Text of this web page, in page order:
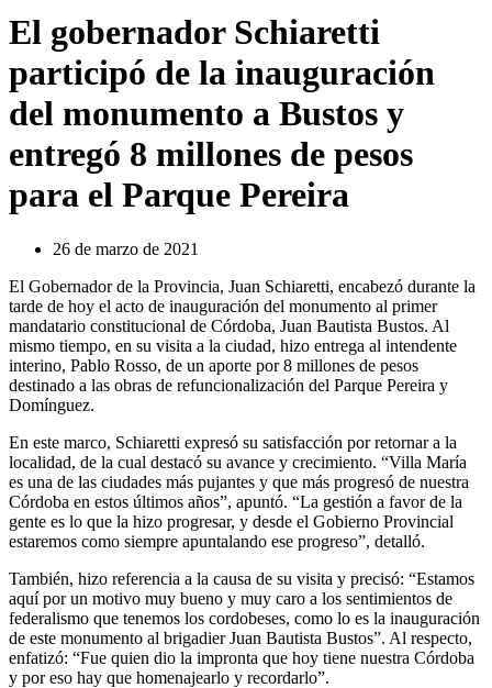
El gobernador Schiaretti
participó de la inauguración
del monumento a Bustos y
entregó 8 millones de pesos
para el Parque Pereira
26 de marzo de 2021
El Gobernador de la Provincia, Juan Schiaretti, encabezó durante la
tarde de hoy el acto de inauguración del monumento al primer
mandatario constitucional de Córdoba, Juan Bautista Bustos. Al
mismo tiempo, en su visita a la ciudad, hizo entrega al intendente
interino, Pablo Rosso, de un aporte por 8 millones de pesos
destinado a las obras de refuncionalización del Parque Pereira y
Domínguez.
En este marco, Schiaretti expresó su satisfacción por retornar a la
localidad, de la cual destacó su avance y crecimiento. “Villa María
es una de las ciudades más pujantes y que más progresó de nuestra
Córdoba en estos últimos años”, apuntó. “La gestión a favor de la
gente es lo que la hizo progresar, y desde el Gobierno Provincial
estaremos como siempre apuntalando ese progreso”, detalló.
También, hizo referencia a la causa de su visita y precisó: “Estamos
aquí por un motivo muy bueno y muy caro a los sentimientos de
federalismo que tenemos los cordobeses, como lo es la inauguración
de este monumento al brigadier Juan Bautista Bustos”. Al respecto,
enfatizó: “Fue quien dio la impronta que hoy tiene nuestra Córdoba
y por eso hay que homenajearlo y recordarlo”.